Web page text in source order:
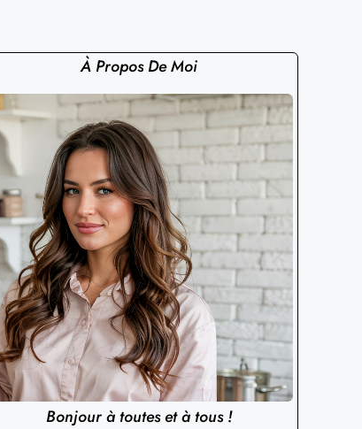
À Propos De Moi
Bonjour à toutes et à tous !